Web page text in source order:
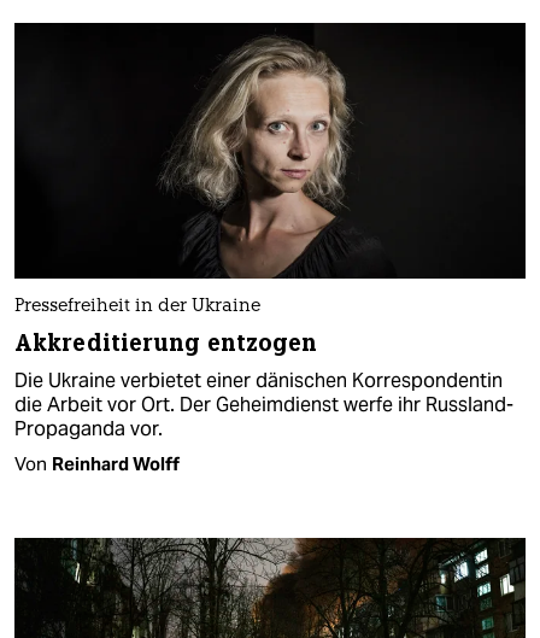
Pressefreiheit in der Ukraine
Akkreditierung entzogen
Die Ukraine verbietet einer dänischen Korrespondentin
die Arbeit vor Ort. Der Geheimdienst werfe ihr Russland-
Propaganda vor.
Von Reinhard Wolff